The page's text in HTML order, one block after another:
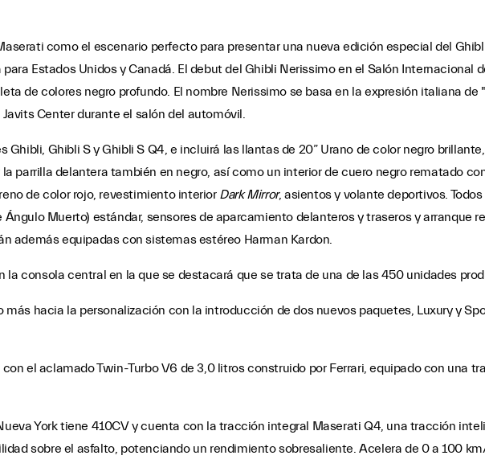
como el escenario perfecto para presentar una nueva edición especial del
Estados Unidos y Canadá. El debut del Ghibli Nerissimo en el Salón Internacional
de colores negro profundo. El nombre Nerissimo se basa en la expresión italiana de
Center durante el salón del automóvil.
Ghibli, Ghibli S y Ghibli S Q4, e incluirá las llantas de 20” Urano de color negro
parrilla delantera también en negro, así como un interior de cuero negro rematado
de color rojo, revestimiento interior Dark Mirror, asientos y volante deportivos.
Muerto) estándar, sensores de aparcamiento delanteros y traseros y arranque
además equipadas con sistemas estéreo Harman Kardon.
consola central en la que se destacará que se trata de una de las 450 unidades
más hacia la personalización con la introducción de dos nuevos paquetes, Luxury y
el aclamado Twin-Turbo V6 de 3,0 litros construido por Ferrari, equipado con una
York tiene 410CV y cuenta con la tracción integral Maserati Q4, una tracción
sobre el asfalto, potenciando un rendimiento sobresaliente. Acelera de 0 a 100